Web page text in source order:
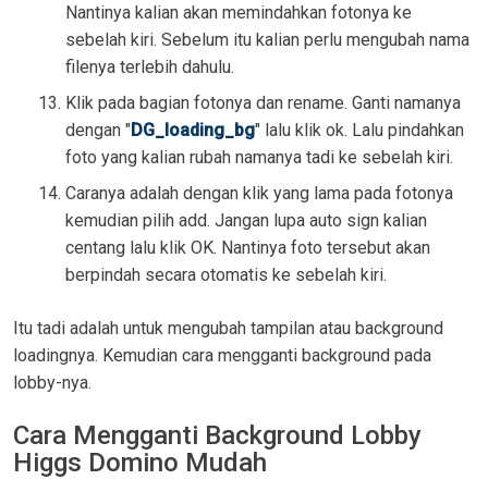
Nantinya kalian akan memindahkan fotonya ke
sebelah kiri. Sebelum itu kalian perlu mengubah nama
filenya terlebih dahulu.
Klik pada bagian fotonya dan rename. Ganti namanya
dengan "DG_loading_bg" lalu klik ok. Lalu pindahkan
foto yang kalian rubah namanya tadi ke sebelah kiri.
Caranya adalah dengan klik yang lama pada fotonya
kemudian pilih add. Jangan lupa auto sign kalian
centang lalu klik OK. Nantinya foto tersebut akan
berpindah secara otomatis ke sebelah kiri.
Itu tadi adalah untuk mengubah tampilan atau background
loadingnya. Kemudian cara mengganti background pada
lobby-nya.
Cara Mengganti Background Lobby
Higgs Domino Mudah